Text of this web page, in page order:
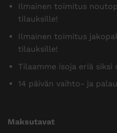
Ilmainen toimitus
tilauksille!
Ilmainen toimitus
tilauksille!
Tilaamme isoja eriä siksi
14 päivän vaihto- ja
Maksutavat